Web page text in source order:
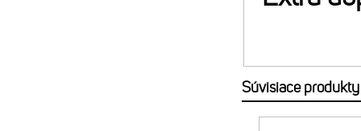
Súvisiace produkty